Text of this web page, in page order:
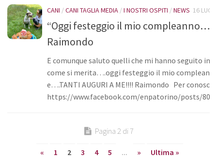
CANI /CANI TAGLIA MEDIA /I NOSTRI OSPITI /NEWS 16 LUG,
“Oggi festeggio il mio compleanno…”
Raimondo
E comunque saluto quelli che mi hanno seguito in
come si merita….oggi festeggio il mio
e….TANTI AUGURI A ME!!!! Raimondo Per
https://www.facebook.com/enpatorino/posts/
Pagina 2 di 7
« 1 2 3 4 5 ... » Ultima »